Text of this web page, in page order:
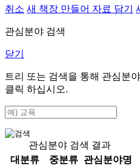
취소 새 책장 만들어 자료 담기
관심분야 검색
닫기
트리 또는 검색을 통해 관심분
클릭 하십시오.
관심분야 검색 결과
대분류
중분류
관심분야명